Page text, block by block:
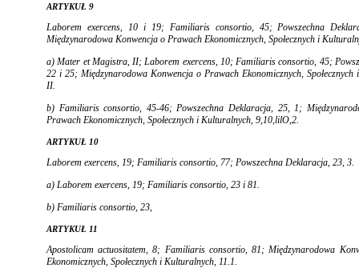
ARTYKUŁ 9
Laborem exercens, 10 i 19; Familiaris consortio, 45; Po­wszechna
Międzynarodowa Konwen­cja o Prawach Ekonomicznych, Społecznych i
a)Mater et Magistra, II;Laborem exercens, 10; Fami­liaris consortio, 45;
22 i 25; Mię­dzynarodowa Konwencja o Prawach Ekonomicznych,
II.
b) Familiaris consortio, 45-46; Powszechna Deklara­cja, 25, 1;
Prawach Eko­nomicznych, Społecznych i Kulturalnych, 9,10,lilO,2.
ARTYKUŁ 10
Laborem exercens, 19; Familiaris consortio, 77; Po­wszechna Deklaracja, 23, 3.
a) Laborem exercens, 19; Familiaris consortio, 23 i 81.
b) Familiaris consortio, 23,
ARTYKUŁ 11
Apostolicam actuositatem,8; Familiaris consortio,81; Międzynarodowa
Ekonomicznych, Społecznych i Kulturalnych, 11.1.